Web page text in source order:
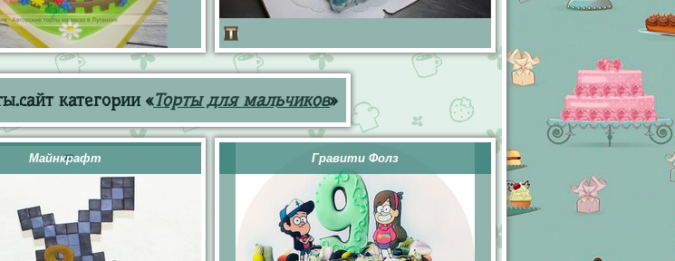
категории «Торты для мальчиков»
Майнкрафт Гравити Фолз